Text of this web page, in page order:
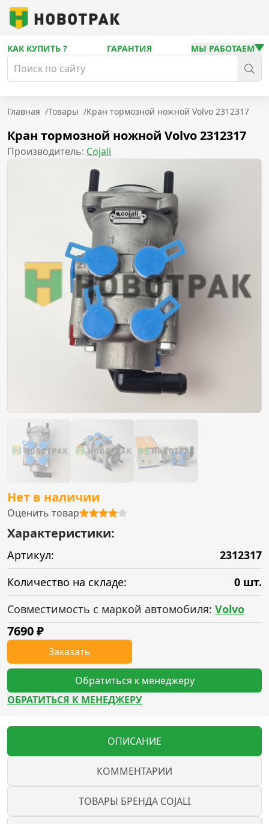
КАК КУПИТЬ ? ГАРАНТИЯ МЫ РАБОТАЕМ
Главная /Товары /Кран тормозной ножной Volvo 2312317
Кран тормозной ножной Volvo 2312317
Производитель: Cojali
Нет в наличии
Оценить товар
Характеристики:
Артикул:
2312317
Количество на складе:
0 шт.
Совместимость с маркой автомобиля: Volvo
7690₽
Заказать
Обратиться к менеджеру
ОБРАТИТЬСЯ К МЕНЕДЖЕРУ
ОПИСАНИЕ
КОММЕНТАРИИ
ТОВАРЫ БРЕНДА COJALI